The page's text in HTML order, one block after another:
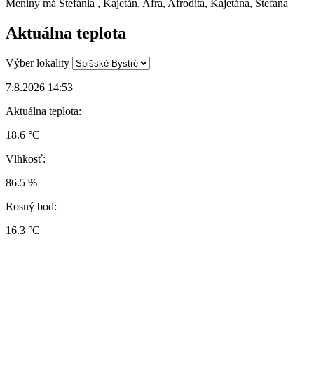
Meniny má Štefánia , Kajetán, Afra, Afrodita, Kajetána, Štefana
Aktuálna teplota
Výber lokality
7.8.2026 14:53
Aktuálna teplota:
18.6 °C
Vlhkosť:
86.5 %
Rosný bod:
16.3 °C